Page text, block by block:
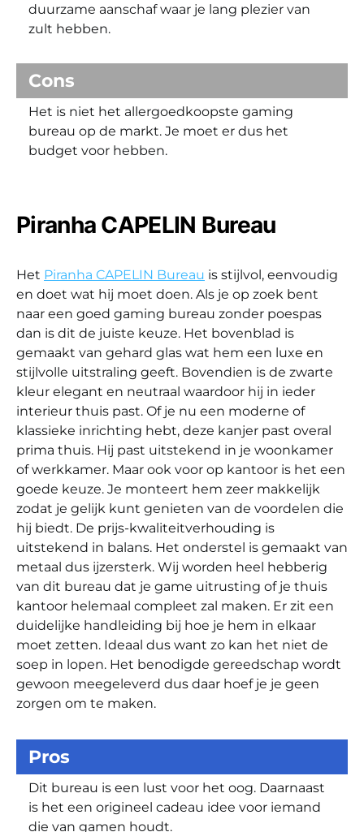
duurzame aanschaf waar je lang plezier van
zult hebben.
Cons
Het is niet het allergoedkoopste gaming
bureau op de markt. Je moet er dus het
budget voor hebben.
Piranha CAPELIN Bureau
Het Piranha CAPELIN Bureau is stijlvol, eenvoudig
en doet wat hij moet doen. Als je op zoek bent
naar een goed gaming bureau zonder poespas
dan is dit de juiste keuze. Het bovenblad is
gemaakt van gehard glas wat hem een luxe en
stijlvolle uitstraling geeft. Bovendien is de zwarte
kleur elegant en neutraal waardoor hij in ieder
interieur thuis past. Of je nu een moderne of
klassieke inrichting hebt, deze kanjer past overal
prima thuis. Hij past uitstekend in je woonkamer
of werkkamer. Maar ook voor op kantoor is het een
goede keuze. Je monteert hem zeer makkelijk
zodat je gelijk kunt genieten van de voordelen die
hij biedt. De prijs-kwaliteitverhouding is
uitstekend in balans. Het onderstel is gemaakt van
metaal dus ijzersterk. Wij worden heel hebberig
van dit bureau dat je game uitrusting of je thuis
kantoor helemaal compleet zal maken. Er zit een
duidelijke handleiding bij hoe je hem in elkaar
moet zetten. Ideaal dus want zo kan het niet de
soep in lopen. Het benodigde gereedschap wordt
gewoon meegeleverd dus daar hoef je je geen
zorgen om te maken.
Pros
Dit bureau is een lust voor het oog. Daarnaast
is het een origineel cadeau idee voor iemand
die van gamen houdt.